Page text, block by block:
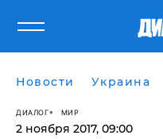
Новости Украина
ДИАЛОГ МИР
2 ноября 2017, 09:00